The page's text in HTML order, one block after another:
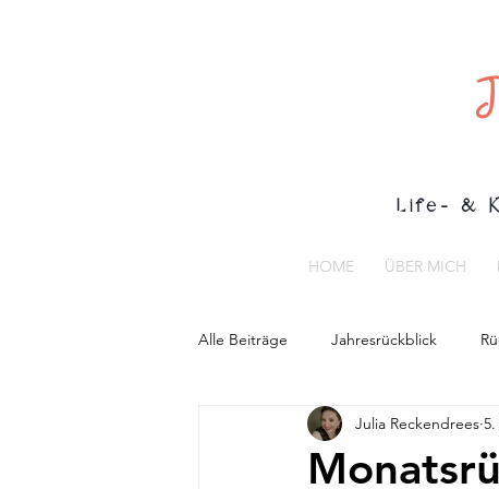
Life- &
Alle Beiträge Jahresrückblick
Julia Reckendrees
HOME ÜBER MICH